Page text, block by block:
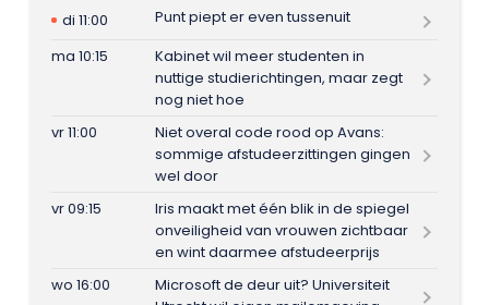
di 11:00
Punt piept er even tussenuit
ma 10:15
Kabinet wil meer studenten in
nuttige studierichtingen, maar zegt
nog niet hoe
vr 11:00
Niet overal code rood op Avans:
sommige afstudeerzittingen gingen
wel door
vr 09:15
Iris maakt met één blik in de spiegel
onveiligheid van vrouwen zichtbaar
en wint daarmee afstudeerprijs
wo 16:00
Microsoft de deur uit? Universiteit